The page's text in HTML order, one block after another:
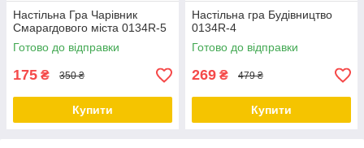
Настільна Гра Чарівник
Смарагдового міста 0134R-5
Готово до відправки
175 ₴ 350 ₴
Купити
Настільна гра Будівництво
0134R-4
Готово до відправки
269 ₴ 479 ₴
Купити